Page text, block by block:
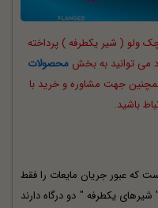
ولو ( شیر یکطرفه ) پرداخته
توانید به بخش محصولات
جهت مشاوره و خرید با
باشید.
که عبور جریان مایعات را فقط
یکطرفه " دو درگاه دارند